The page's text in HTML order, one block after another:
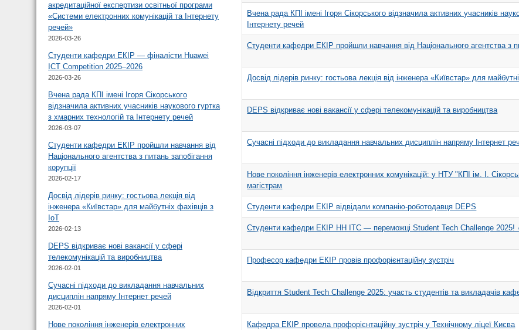
акредитаційної експертизи освітньої програми
«Системи електронних комунікацій та Інтернету
речей»
2026-03-26
Студенти кафедри ЕКІР — фіналісти Huawei
ICT Competition 2025–2026
2026-03-26
Вчена рада КПІ імені Ігоря Сікорського
відзначила активних учасників наукового гуртка
з хмарних технологій та Інтернету речей
2026-03-07
Студенти кафедри ЕКІР пройшли навчання від
Національного агентства з питань запобігання
корупції
2026-02-17
Досвід лідерів ринку: гостьова лекція від
інженера «Київстар» для майбутніх фахівців з
IoT
2026-02-13
DEPS відкриває нові вакансії у сфері
телекомунікацій та виробництва
2026-02-01
Сучасні підходи до викладання навчальних
дисциплін напряму Інтернет речей
2026-02-01
Нове покоління інженерів електронних
Вчена рада КПІ імені Ігоря Сікорського відзначила активних учасників
Інтернету речей
Студенти кафедри ЕКІР пройшли навчання від Національного агентства з
Досвід лідерів ринку: гостьова лекція від інженера «Київстар» для
DEPS відкриває нові вакансії у сфері телекомунікацій та виробництва
Сучасні підходи до викладання навчальних дисциплін напряму Інтернет
Нове покоління інженерів електронних комунікацій: у НТУ "КПІ ім. І.
магістрам
Студенти кафедри ЕКІР відвідали компанію-роботодавця DEPS
Студенти кафедри ЕКІР НН ІТС — переможці Student Tech Challenge 2025!
Професор кафедри ЕКІР провів профорієнтаційну зустріч
Відкриття Student Tech Challenge 2025: участь студентів та викладачів
Кафедра ЕКІР провела профорієнтаційну зустріч у Технічному ліцеї Києва